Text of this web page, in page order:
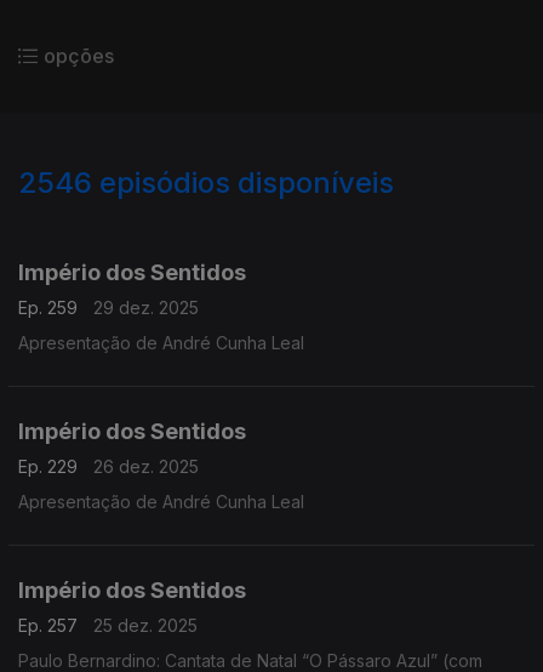
opções
2546 episódios disponíveis
Império dos Sentidos
Ep. 259
29 dez. 2025
Apresentação de André Cunha Leal
Império dos Sentidos
Ep. 229
26 dez. 2025
Apresentação de André Cunha Leal
Império dos Sentidos
Ep. 257
25 dez. 2025
Paulo Bernardino: Cantata de Natal “O Pássaro Azul” (com